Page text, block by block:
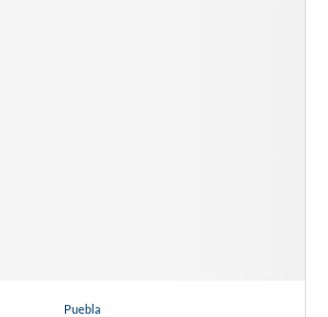
Puebla